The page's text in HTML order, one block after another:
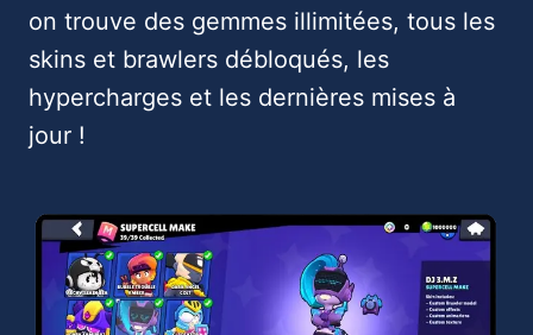
on trouve des gemmes illimitées, tous les
skins et brawlers débloqués, les
hypercharges et les dernières mises à
jour !